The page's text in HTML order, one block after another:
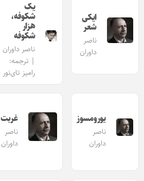
ایکی
شعر
ناصر
داوران
یک
شکوفه،
هزار
شکوفه
ناصر داوران
| ترجمه:
رامیز تای‌نور
یورومسوز
ناصر
داوران
غربت
ناصر
داوران